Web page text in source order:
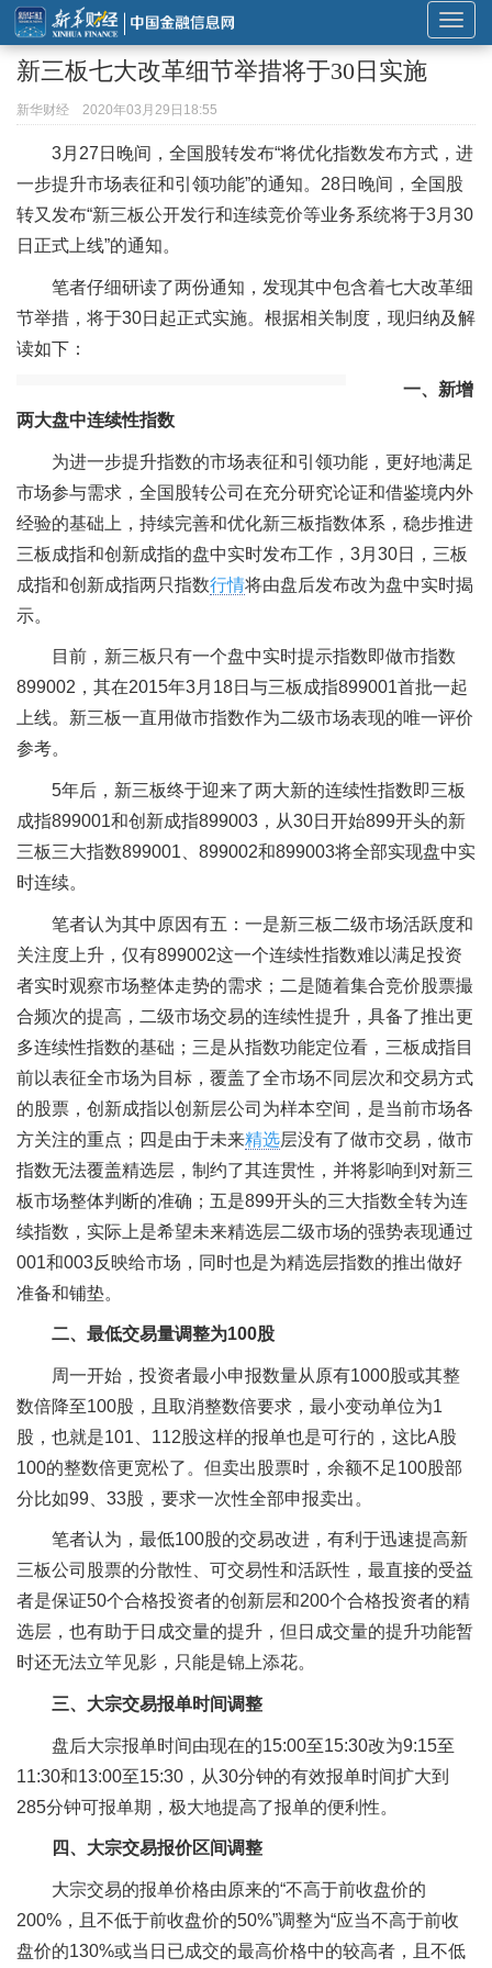
展
开
导
航
新三板七大改革细节举措将于30日实施
新华财经 2020年03月29日18:55
3月27日晚间，全国股转发布“将优化指数发布方式，进
一步提升市场表征和引领功能”的通知。28日晚间，全国股
转又发布“新三板公开发行和连续竞价等业务系统将于3月30
日正式上线”的通知。
笔者仔细研读了两份通知，发现其中包含着七大改革细
节举措，将于30日起正式实施。根据相关制度，现归纳及解
读如下：
一、新增
两大盘中连续性指数
为进一步提升指数的市场表征和引领功能，更好地满足
市场参与需求，全国股转公司在充分研究论证和借鉴境内外
经验的基础上，持续完善和优化新三板指数体系，稳步推进
三板成指和创新成指的盘中实时发布工作，3月30日，三板
成指和创新成指两只指数行情将由盘后发布改为盘中实时揭
示。
目前，新三板只有一个盘中实时提示指数即做市指数
899002，其在2015年3月18日与三板成指899001首批一起
上线。新三板一直用做市指数作为二级市场表现的唯一评价
参考。
5年后，新三板终于迎来了两大新的连续性指数即三板
成指899001和创新成指899003，从30日开始899开头的新
三板三大指数899001、899002和899003将全部实现盘中实
时连续。
笔者认为其中原因有五：一是新三板二级市场活跃度和
关注度上升，仅有899002这一个连续性指数难以满足投资
者实时观察市场整体走势的需求；二是随着集合竞价股票撮
合频次的提高，二级市场交易的连续性提升，具备了推出更
多连续性指数的基础；三是从指数功能定位看，三板成指目
前以表征全市场为目标，覆盖了全市场不同层次和交易方式
的股票，创新成指以创新层公司为样本空间，是当前市场各
方关注的重点；四是由于未来精选层没有了做市交易，做市
指数无法覆盖精选层，制约了其连贯性，并将影响到对新三
板市场整体判断的准确；五是899开头的三大指数全转为连
续指数，实际上是希望未来精选层二级市场的强势表现通过
001和003反映给市场，同时也是为精选层指数的推出做好
准备和铺垫。
二、最低交易量调整为100股
周一开始，投资者最小申报数量从原有1000股或其整
数倍降至100股，且取消整数倍要求，最小变动单位为1
股，也就是101、112股这样的报单也是可行的，这比A股
100的整数倍更宽松了。但卖出股票时，余额不足100股部
分比如99、33股，要求一次性全部申报卖出。
笔者认为，最低100股的交易改进，有利于迅速提高新
三板公司股票的分散性、可交易性和活跃性，最直接的受益
者是保证50个合格投资者的创新层和200个合格投资者的精
选层，也有助于日成交量的提升，但日成交量的提升功能暂
时还无法立竿见影，只能是锦上添花。
三、大宗交易报单时间调整
盘后大宗报单时间由现在的15:00至15:30改为9:15至
11:30和13:00至15:30，从30分钟的有效报单时间扩大到
285分钟可报单期，极大地提高了报单的便利性。
四、大宗交易报价区间调整
大宗交易的报单价格由原来的“不高于前收盘价的
200%，且不低于前收盘价的50%”调整为“应当不高于前收
盘价的130%或当日已成交的最高价格中的较高者，且不低